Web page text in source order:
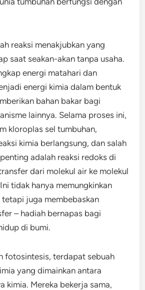
reaksi menakjubkan yang
saat seakan-akan tanpa usaha.
energi matahari dan
energi kimia dalam bentuk
bahan bakar bagi
lainnya. Selama proses ini,
kloroplas sel tumbuhan,
kimia berlangsung, dan salah
adalah reaksi redoks di
dari molekul air ke molekul
tidak hanya memungkinkan
juga membebaskan
– hadiah bernapas bagi
di bumi.
fotosintesis, terdapat sebuah
yang dimainkan antara
kimia. Mereka bekerja sama,